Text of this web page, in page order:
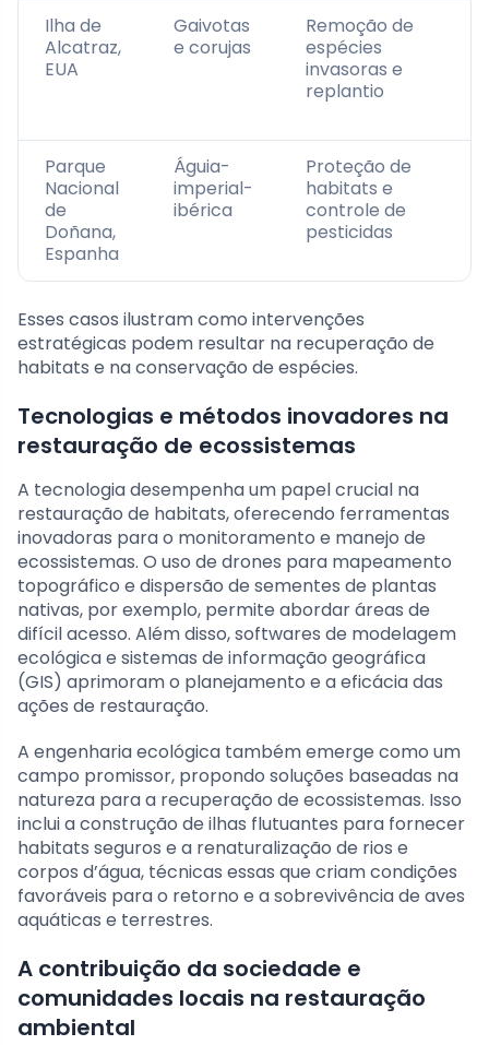
Ilha de
Alcatraz,
EUA
Gaivotas
e corujas
Remoção de
espécies
invasoras e
replantio
Parque
Nacional
de
Doñana,
Espanha
Águia-
imperial-
ibérica
Proteção de
habitats e
controle de
pesticidas
Esses casos ilustram como intervenções
estratégicas podem resultar na recuperação de
habitats e na conservação de espécies.
Tecnologias e métodos inovadores na
restauração de ecossistemas
A tecnologia desempenha um papel crucial na
restauração de habitats, oferecendo ferramentas
inovadoras para o monitoramento e manejo de
ecossistemas. O uso de drones para mapeamento
topográfico e dispersão de sementes de plantas
nativas, por exemplo, permite abordar áreas de
difícil acesso. Além disso, softwares de modelagem
ecológica e sistemas de informação geográfica
(GIS) aprimoram o planejamento e a eficácia das
ações de restauração.
A engenharia ecológica também emerge como um
campo promissor, propondo soluções baseadas na
natureza para a recuperação de ecossistemas. Isso
inclui a construção de ilhas flutuantes para fornecer
habitats seguros e a renaturalização de rios e
corpos d’água, técnicas essas que criam condições
favoráveis para o retorno e a sobrevivência de aves
aquáticas e terrestres.
A contribuição da sociedade e
comunidades locais na restauração
ambiental